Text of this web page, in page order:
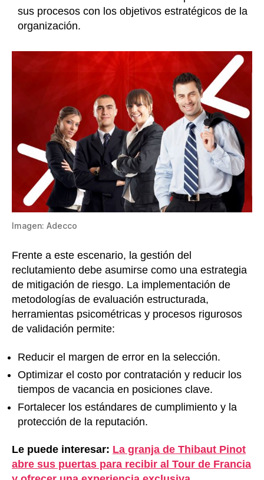
sus procesos con los objetivos estratégicos de la
organización.
Imagen: Adecco
Frente a este escenario, la gestión del
reclutamiento debe asumirse como una estrategia
de mitigación de riesgo. La implementación de
metodologías de evaluación estructurada,
herramientas psicométricas y procesos rigurosos
de validación permite:
Reducir el margen de error en la selección.
Optimizar el costo por contratación y reducir los
tiempos de vacancia en posiciones clave.
Fortalecer los estándares de cumplimiento y la
protección de la reputación.
Le puede interesar: La granja de Thibaut Pinot
abre sus puertas para recibir al Tour de Francia